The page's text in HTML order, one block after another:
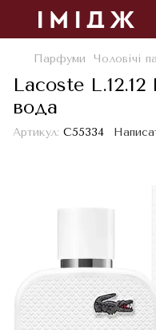
Парфуми Чоловічі
Lacoste
вода
Артикул: С55334